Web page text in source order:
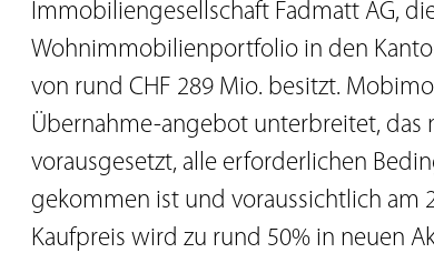
Immobiliengesellschaft Fadmatt AG,
Wohnimmobilienportfolio in den
von rund CHF 289 Mio. besitzt.
Übernahme-angebot unterbreitet, das
vorausgesetzt, alle erforderlichen
gekommen ist und voraussichtlich am
Kaufpreis wird zu rund 50% in neuen